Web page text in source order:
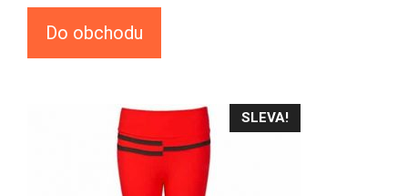
Do obchodu
SLEVA!